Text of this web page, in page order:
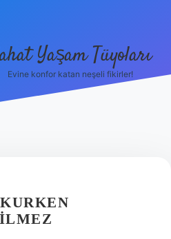
Yaşam Tüyoları
Evine konfor katan neşeli fikirler!